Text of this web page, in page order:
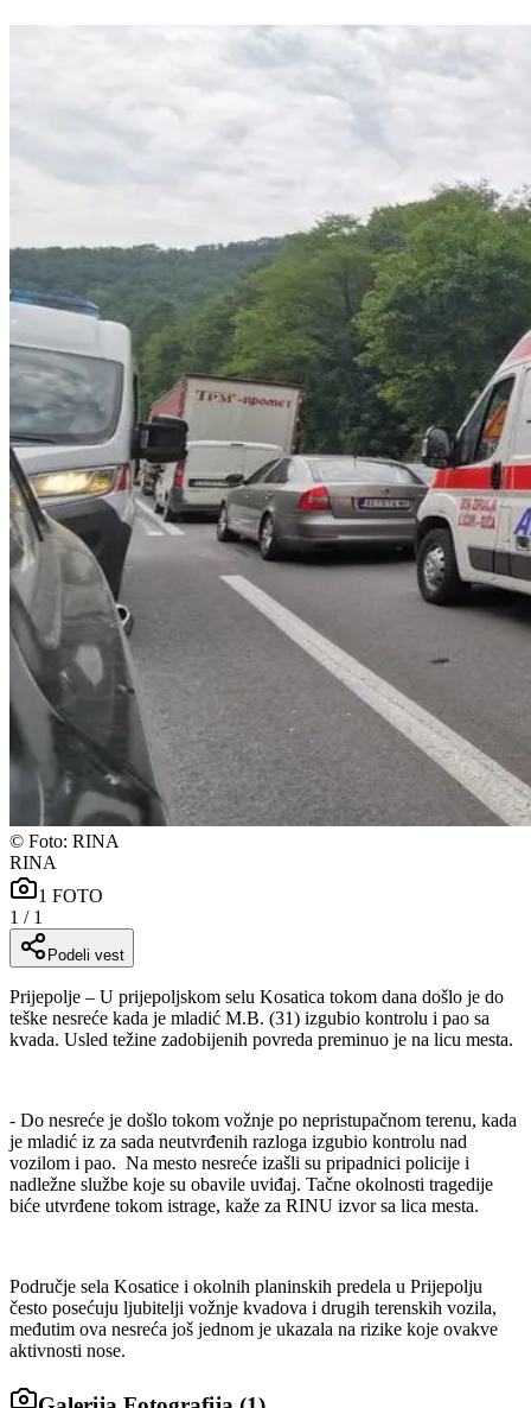
© Foto: RINA
RINA
1 FOTO
1 / 1
Podeli vest
Prijepolje – U prijepoljskom selu Kosatica tokom dana došlo je do
teške nesreće kada je mladić M.B. (31) izgubio kontrolu i pao sa
kvada. Usled težine zadobijenih povreda preminuo je na licu mesta.
- Do nesreće je došlo tokom vožnje po nepristupačnom terenu, kada
je mladić iz za sada neutvrđenih razloga izgubio kontrolu nad
vozilom i pao. Na mesto nesreće izašli su pripadnici policije i
nadležne službe koje su obavile uviđaj. Tačne okolnosti tragedije
biće utvrđene tokom istrage, kaže za RINU izvor sa lica mesta.
Područje sela Kosatice i okolnih planinskih predela u Prijepolju
često posećuju ljubitelji vožnje kvadova i drugih terenskih vozila,
međutim ova nesreća još jednom je ukazala na rizike koje ovakve
aktivnosti nose.